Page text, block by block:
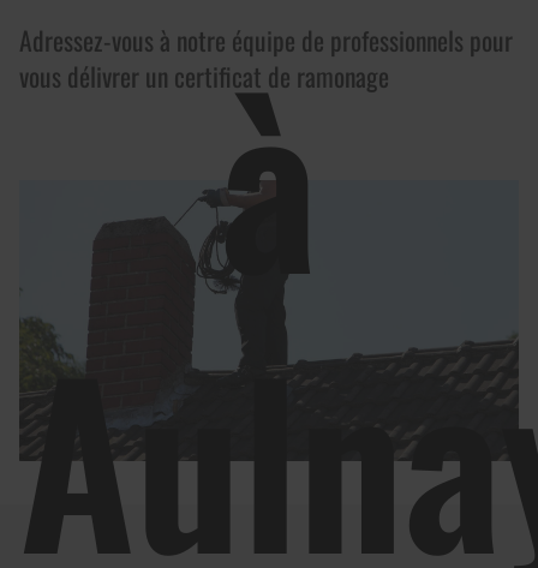
à
Adressez-vous à notre équipe de professionnels pour
vous délivrer un certificat de ramonage